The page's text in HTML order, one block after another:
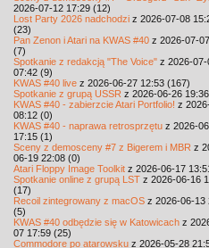
2026-07-12 17:29 (12)
Lost Party 2026 nadchodzi z 2026-07-08
(23)
Pan Zenon i Atari na KWAS #40 z 2026-07-
(7)
Spotkanie z redakcją "The Voice" z 2026-07-
07:42 (9)
KWAS #40 live z 2026-06-27 12:53 (167)
Spotkanie z grupą USSR z 2026-06-26
KWAS #40 - zabierzcie Atari Portfolio! z
08:12 (0)
KWAS #40 - naprawa retrosprzętu z 2026-
17:15 (1)
Sceny z demosceny #7 z Bigerem i MBR z
06-19 22:08 (0)
Atari Floppy Image Toolkit z 2026-06-17
Spotkanie online z grupą LST z 2026-06-16
(17)
Recoil zintegrowany z macOS z 2026-06-13
(5)
KWAS #40 odbędzie się w Katowicach z
07 17:59 (25)
Commodore po atarowsku z 2026-05-28